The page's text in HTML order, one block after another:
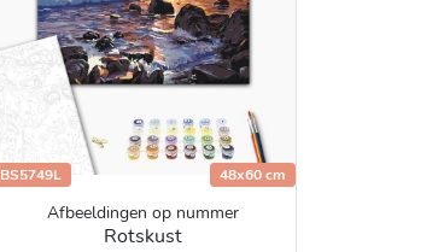
BS5749L 48x60 cm
Afbeeldingen op nummer
Rotskust